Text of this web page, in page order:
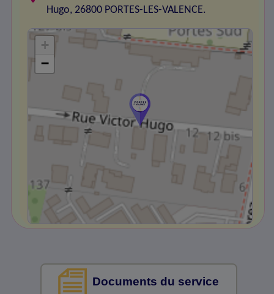
Hugo, 26800 PORTES-LES-VALENCE.
+
−
Documents du service